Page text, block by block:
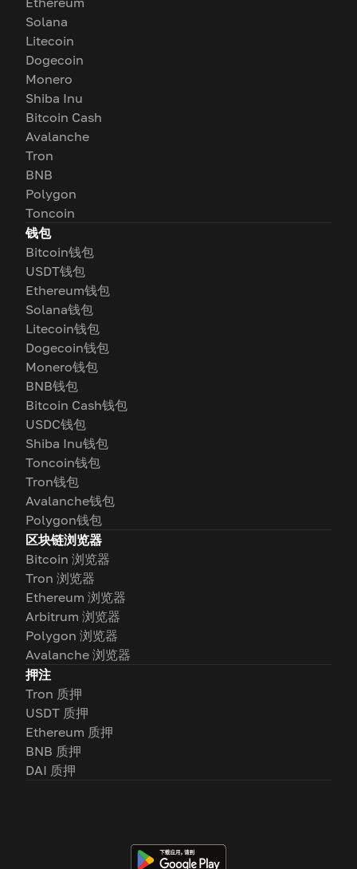
Solana
Litecoin
Dogecoin
Monero
Shiba Inu
Bitcoin Cash
Avalanche
Tron
BNB
Polygon
Toncoin
钱包
Bitcoin钱包
USDT钱包
Ethereum钱包
Solana钱包
Litecoin钱包
Dogecoin钱包
Monero钱包
BNB钱包
Bitcoin Cash钱包
USDC钱包
Shiba Inu钱包
Toncoin钱包
Tron钱包
Avalanche钱包
Polygon钱包
区块链浏览器
Bitcoin 浏览器
Tron 浏览器
Ethereum 浏览器
Arbitrum 浏览器
Polygon 浏览器
Avalanche 浏览器
押注
Tron 质押
USDT 质押
Ethereum 质押
BNB 质押
DAI 质押